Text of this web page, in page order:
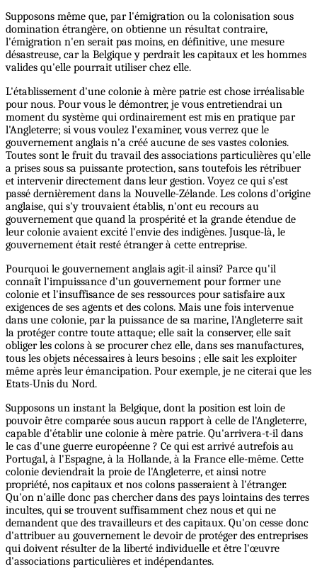
Supposons même que, par l'émigration ou la colonisation sous
domination étrangère, on obtienne un résultat contraire,
l'émigration n'en serait pas moins, en définitive, une mesure
désastreuse, car la Belgique y perdrait les capitaux et les hommes
valides qu'elle pourrait utiliser chez elle.
L'établissement d'une colonie à mère patrie est chose irréalisable
pour nous. Pour vous le démontrer, je vous entretiendrai un
moment du système qui ordinairement est mis en pratique par
l'Angleterre; si vous voulez l'examiner, vous verrez que le
gouvernement anglais n'a créé aucune de ses vastes colonies.
Toutes sont le fruit du travail des associations particulières qu'elle
a prises sous sa puissante protection, sans toutefois les rétribuer
et intervenir directement dans leur gestion. Voyez ce qui s'est
passé dernièrement dans la Nouvelle-Zélande. Les colons d'origine
anglaise, qui s'y trouvaient établis, n'ont eu recours au
gouvernement que quand la prospérité et la grande étendue de
leur colonie avaient excité l'envie des indigènes. Jusque-là, le
gouvernement était resté étranger à cette entreprise.
Pourquoi le gouvernement anglais agit-il ainsi? Parce qu'il
connaît l'impuissance d'un gouvernement pour former une
colonie et l'insuffisance de ses ressources pour satisfaire aux
exigences de ses agents et des colons. Mais une fois intervenue
dans une colonie, par la puissance de sa marine, l'Angleterre sait
la protéger contre toute attaque; elle sait la conserver, elle sait
obliger les colons à se procurer chez elle, dans ses manufactures,
tous les objets nécessaires à leurs besoins ; elle sait les exploiter
même après leur émancipation. Pour exemple, je ne citerai que les
Etats-Unis du Nord.
Supposons un instant la Belgique, dont la position est loin de
pouvoir être comparée sous aucun rapport à celle de l'Angleterre,
capable d'établir une colonie à mère patrie. Qu'arrivera-t-il dans
le cas d'une guerre européenne ? Ce qui est arrivé autrefois au
Portugal, à l'Espagne, à la Hollande, à la France elle-même. Cette
colonie deviendrait la proie de l'Angleterre, et ainsi notre
propriété, nos capitaux et nos colons passeraient à l'étranger.
Qu'on n'aille donc pas chercher dans des pays lointains des terres
incultes, qui se trouvent suffisamment chez nous et qui ne
demandent que des travailleurs et des capitaux. Qu'on cesse donc
d'attribuer au gouvernement le devoir de protéger des entreprises
qui doivent résulter de la liberté individuelle et être l'œuvre
d'associations particulières et indépendantes.